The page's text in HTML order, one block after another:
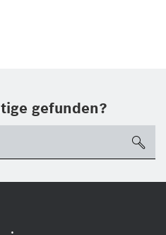
gefunden?